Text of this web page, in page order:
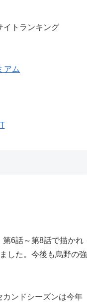
イトランキング
アム
第6話～第8話で描かれ
した。今後も烏野の強
カンドシーズンは今年